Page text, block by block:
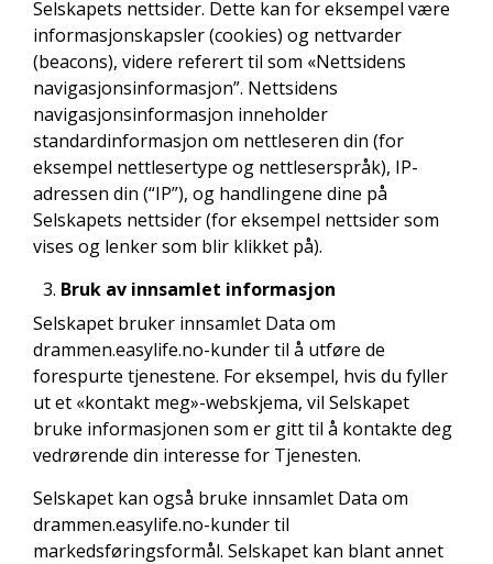
Selskapets nettsider. Dette kan for eksempel være
informasjonskapsler (cookies) og nettvarder
(beacons), videre referert til som «Nettsidens
navigasjonsinformasjon”. Nettsidens
navigasjonsinformasjon inneholder
standardinformasjon om nettleseren din (for
eksempel nettlesertype og nettleserspråk), IP-
adressen din (“IP”), og handlingene dine på
Selskapets nettsider (for eksempel nettsider som
vises og lenker som blir klikket på).
Bruk av innsamlet informasjon
Selskapet bruker innsamlet Data om
drammen.easylife.no-kunder til å utføre de
forespurte tjenestene. For eksempel, hvis du fyller
ut et «kontakt meg»-webskjema, vil Selskapet
bruke informasjonen som er gitt til å kontakte deg
vedrørende din interesse for Tjenesten.
Selskapet kan også bruke innsamlet Data om
drammen.easylife.no-kunder til
markedsføringsformål. Selskapet kan blant annet